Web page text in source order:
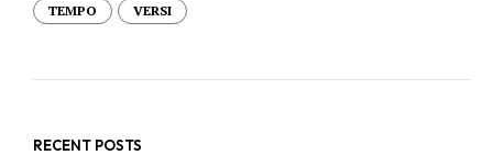
TEMPO
VERSI
RECENT POSTS